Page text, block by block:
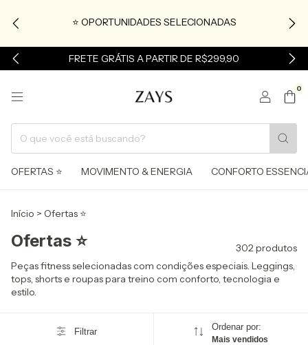
⭐ OPORTUNIDADES SELECIONADAS
FRETE GRÁTIS A PARTIR DE R$299,90
0
OFERTAS ⭐ MOVIMENTO & ENERGIA CONFORTO
Início > Ofertas ⭐
Ofertas ⭐
302 produtos
Peças fitness selecionadas com condições especiais. Leggings,
tops, shorts e roupas para treino com conforto, tecnologia e
estilo.
Filtrar Ordenar por:
Mais vendidos